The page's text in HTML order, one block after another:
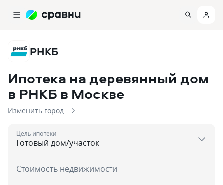
РНКБ
Ипотека на деревянный дом
в РНКБ в Москве
Изменить город
Цель ипотеки
Стоимость недвижимости